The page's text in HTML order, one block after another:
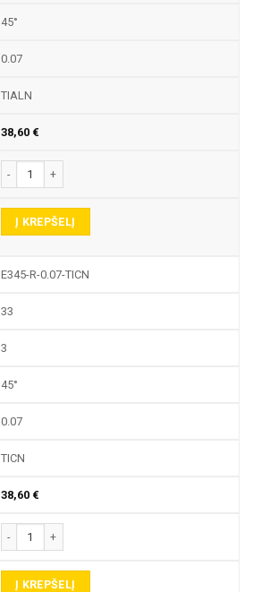
45°
0.07
TIALN
38,60 €
produkto kiekis: E345-R GRAVIRAVIMO FREZA
Į KREPŠELĮ
E345-R-0.07-TICN
33
3
45°
0.07
TICN
38,60 €
produkto kiekis: E345-R GRAVIRAVIMO FREZA
Į KREPŠELĮ